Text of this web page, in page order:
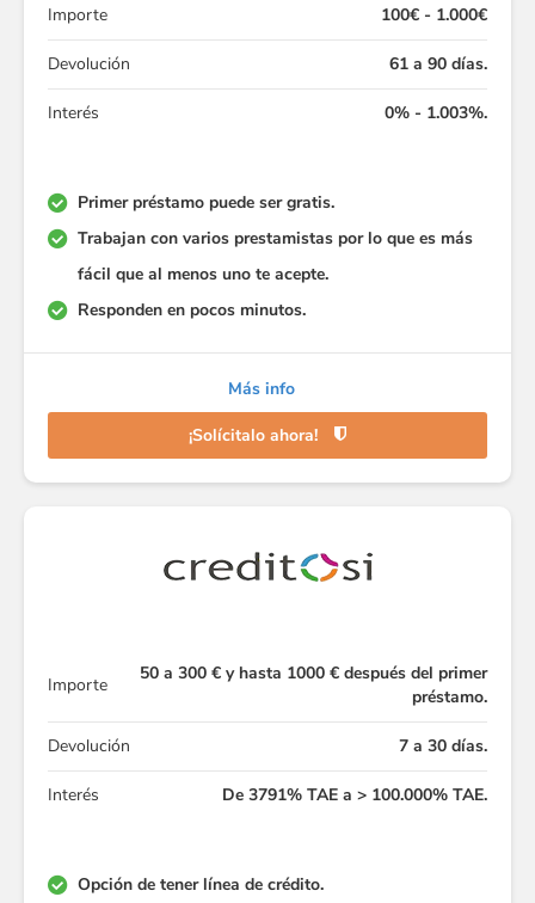
Importe 100€ - 1.000€
Devolución 61 a 90 días.
Interés 0% - 1.003%.
Primer préstamo puede ser gratis.
Trabajan con varios prestamistas por lo que es más
fácil que al menos uno te acepte.
Responden en pocos minutos.
Más info
¡Solícitalo ahora!
Importe
50 a 300 € y hasta 1000 € después del primer
préstamo.
Devolución 7 a 30 días.
Interés De 3791% TAE a > 100.000% TAE.
Opción de tener línea de crédito.